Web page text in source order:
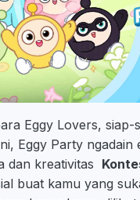
Eggy Lovers, siap-
Eggy Party ngadain
dan kreativitas
buat kamu yang